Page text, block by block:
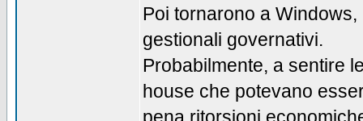
Poi tornarono a
gestionali governativi.
Probabilmente, a sentire
house che potevano